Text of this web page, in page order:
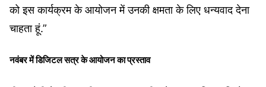
को इस कार्यक्रम के आयोजन में उनकी क्षमता के लिए धन्यवाद देना
चाहता हूं.”
नवंबर में डिजिटल सत्र के आयोजन का प्रस्ताव